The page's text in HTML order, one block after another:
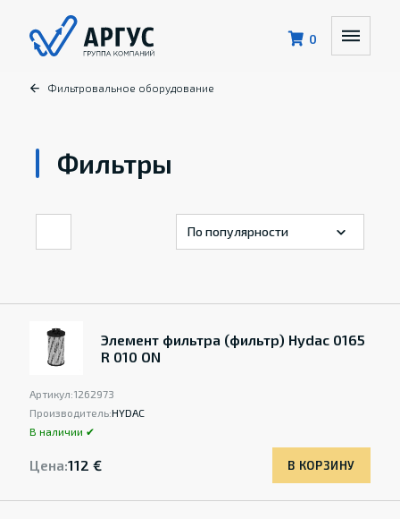
0
Фильтровальное оборудование
Фильтры
Элемент фильтра (фильтр) Hydac 0165
R 010 ON
Артикул:1262973
Производитель:HYDAC
В наличии ✔
Цена:112 € В КОРЗИНУ